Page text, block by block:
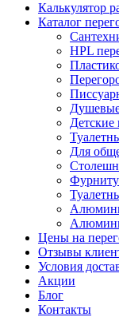
Калькулятор
Каталог
HPL
Детские
Для
Цены на
Отзывы
Условия
Акции
Блог
Контакты